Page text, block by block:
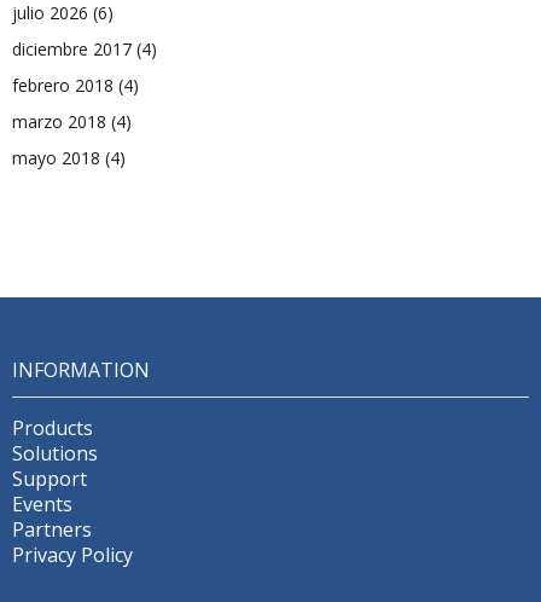
julio 2026 (6)
diciembre 2017 (4)
febrero 2018 (4)
marzo 2018 (4)
mayo 2018 (4)
INFORMATION
Products
Solutions
Support
Events
Partners
Privacy Policy